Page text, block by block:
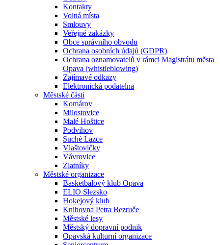
Kontakty
Volná místa
Smlouvy
Veřejné zakázky
Obce správního obvodu
Ochrana osobních údajů (GDPR)
Ochrana oznamovatelů v rámci Magistrátu města
Opava (whistleblowing)
Zajímavé odkazy
Elektronická podatelna
Městské části
Komárov
Milostovice
Malé Hoštice
Podvihov
Suché Lazce
Vlaštovičky
Vávrovice
Zlatníky
Městské organizace
Basketbalový klub Opava
ELIO Slezsko
Hokejový klub
Knihovna Petra Bezruče
Městské lesy
Městský dopravní podnik
Opavská kulturní organizace